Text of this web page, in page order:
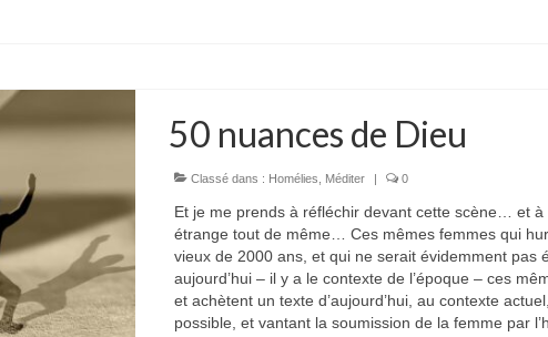
50 nuances de Dieu
Classé dans : Homélies Méditer | 0
Et je me prends à réfléchir devant cette scène… et à
étrange tout de même… Ces mêmes femmes qui
vieux de 2000 ans, et qui ne serait évidemment pas
aujourd’hui – il y a le contexte de l’époque – ces
et achètent un texte d’aujourd’hui, au contexte
possible, et vantant la soumission de la femme par